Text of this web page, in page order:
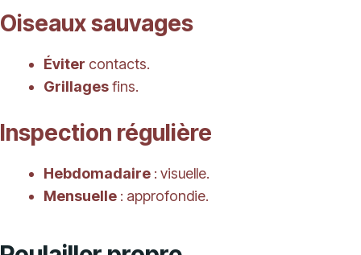
Oiseaux sauvages
Éviter contacts.
Grillagesfins.
Inspection régulière
Hebdomadaire : visuelle.
Mensuelle : approfondie.